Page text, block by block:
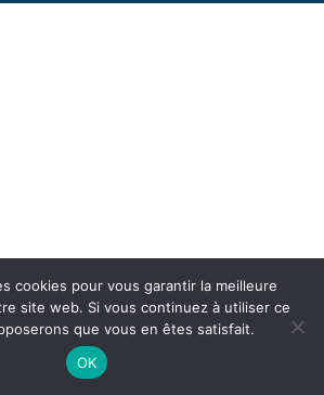
cookies pour vous garantir la meilleure
site web. Si vous continuez à utiliser ce
que vous en êtes satisfait.
OK